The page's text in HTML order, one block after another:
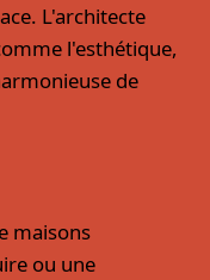
L'architecte
l'esthétique,
de
maisons
ou une